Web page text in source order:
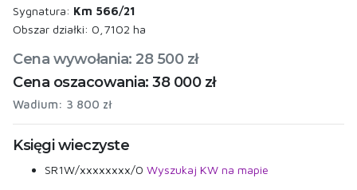
Sygnatura: Km 566/21
Obszar działki: 0,7102 ha
Cena wywołania: 28 500 zł
Cena oszacowania: 38 000 zł
Wadium: 3 800 zł
Księgi wieczyste
SR1W/xxxxxxxx/0 Wyszukaj KW na mapie